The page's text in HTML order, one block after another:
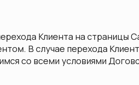
Клиента на страницы
В случае перехода
со всеми условиями